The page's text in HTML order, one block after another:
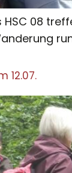
HSC 08
12.07.